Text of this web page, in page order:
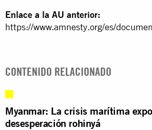
Enlace a la AU anterior:
https://www.amnesty.org/es/
CONTENIDO RELACIONADO
Myanmar: La crisis marítima
desesperación rohinyá